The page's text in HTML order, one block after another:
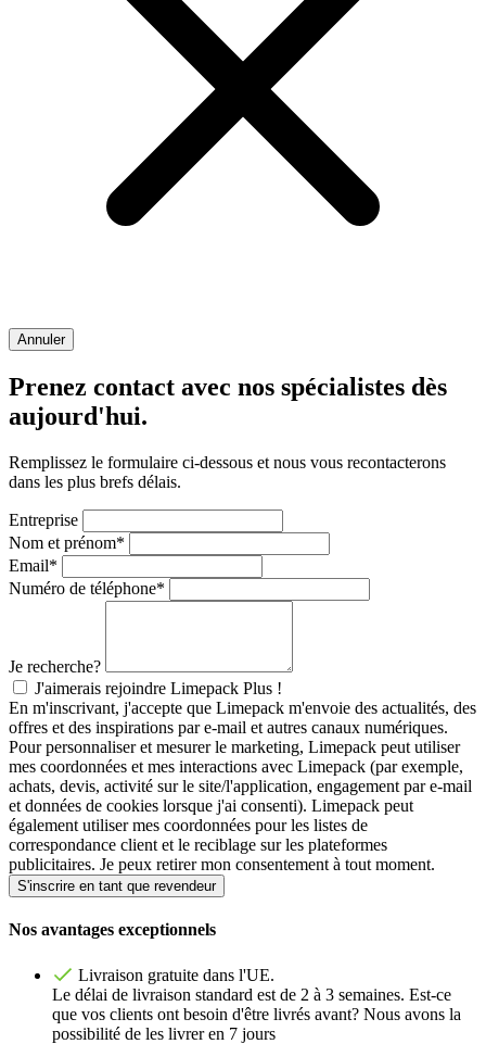
Annuler
Prenez contact avec nos spécialistes dès
aujourd'hui.
Remplissez le formulaire ci-dessous et nous vous recontacterons
dans les plus brefs délais.
Entreprise
Nom et prénom*
Email*
Numéro de téléphone*
Je recherche?
J'aimerais rejoindre Limepack Plus !
En m'inscrivant, j'accepte que Limepack m'envoie des actualités, des
offres et des inspirations par e-mail et autres canaux numériques.
Pour personnaliser et mesurer le marketing, Limepack peut utiliser
mes coordonnées et mes interactions avec Limepack (par exemple,
achats, devis, activité sur le site/l'application, engagement par e-mail
et données de cookies lorsque j'ai consenti). Limepack peut
également utiliser mes coordonnées pour les listes de
correspondance client et le reciblage sur les plateformes
publicitaires. Je peux retirer mon consentement à tout moment.
S'inscrire en tant que revendeur
Nos avantages exceptionnels
Livraison gratuite dans l'UE.
Le délai de livraison standard est de 2 à 3 semaines. Est-ce
que vos clients ont besoin d'être livrés avant? Nous avons la
possibilité de les livrer en 7 jours